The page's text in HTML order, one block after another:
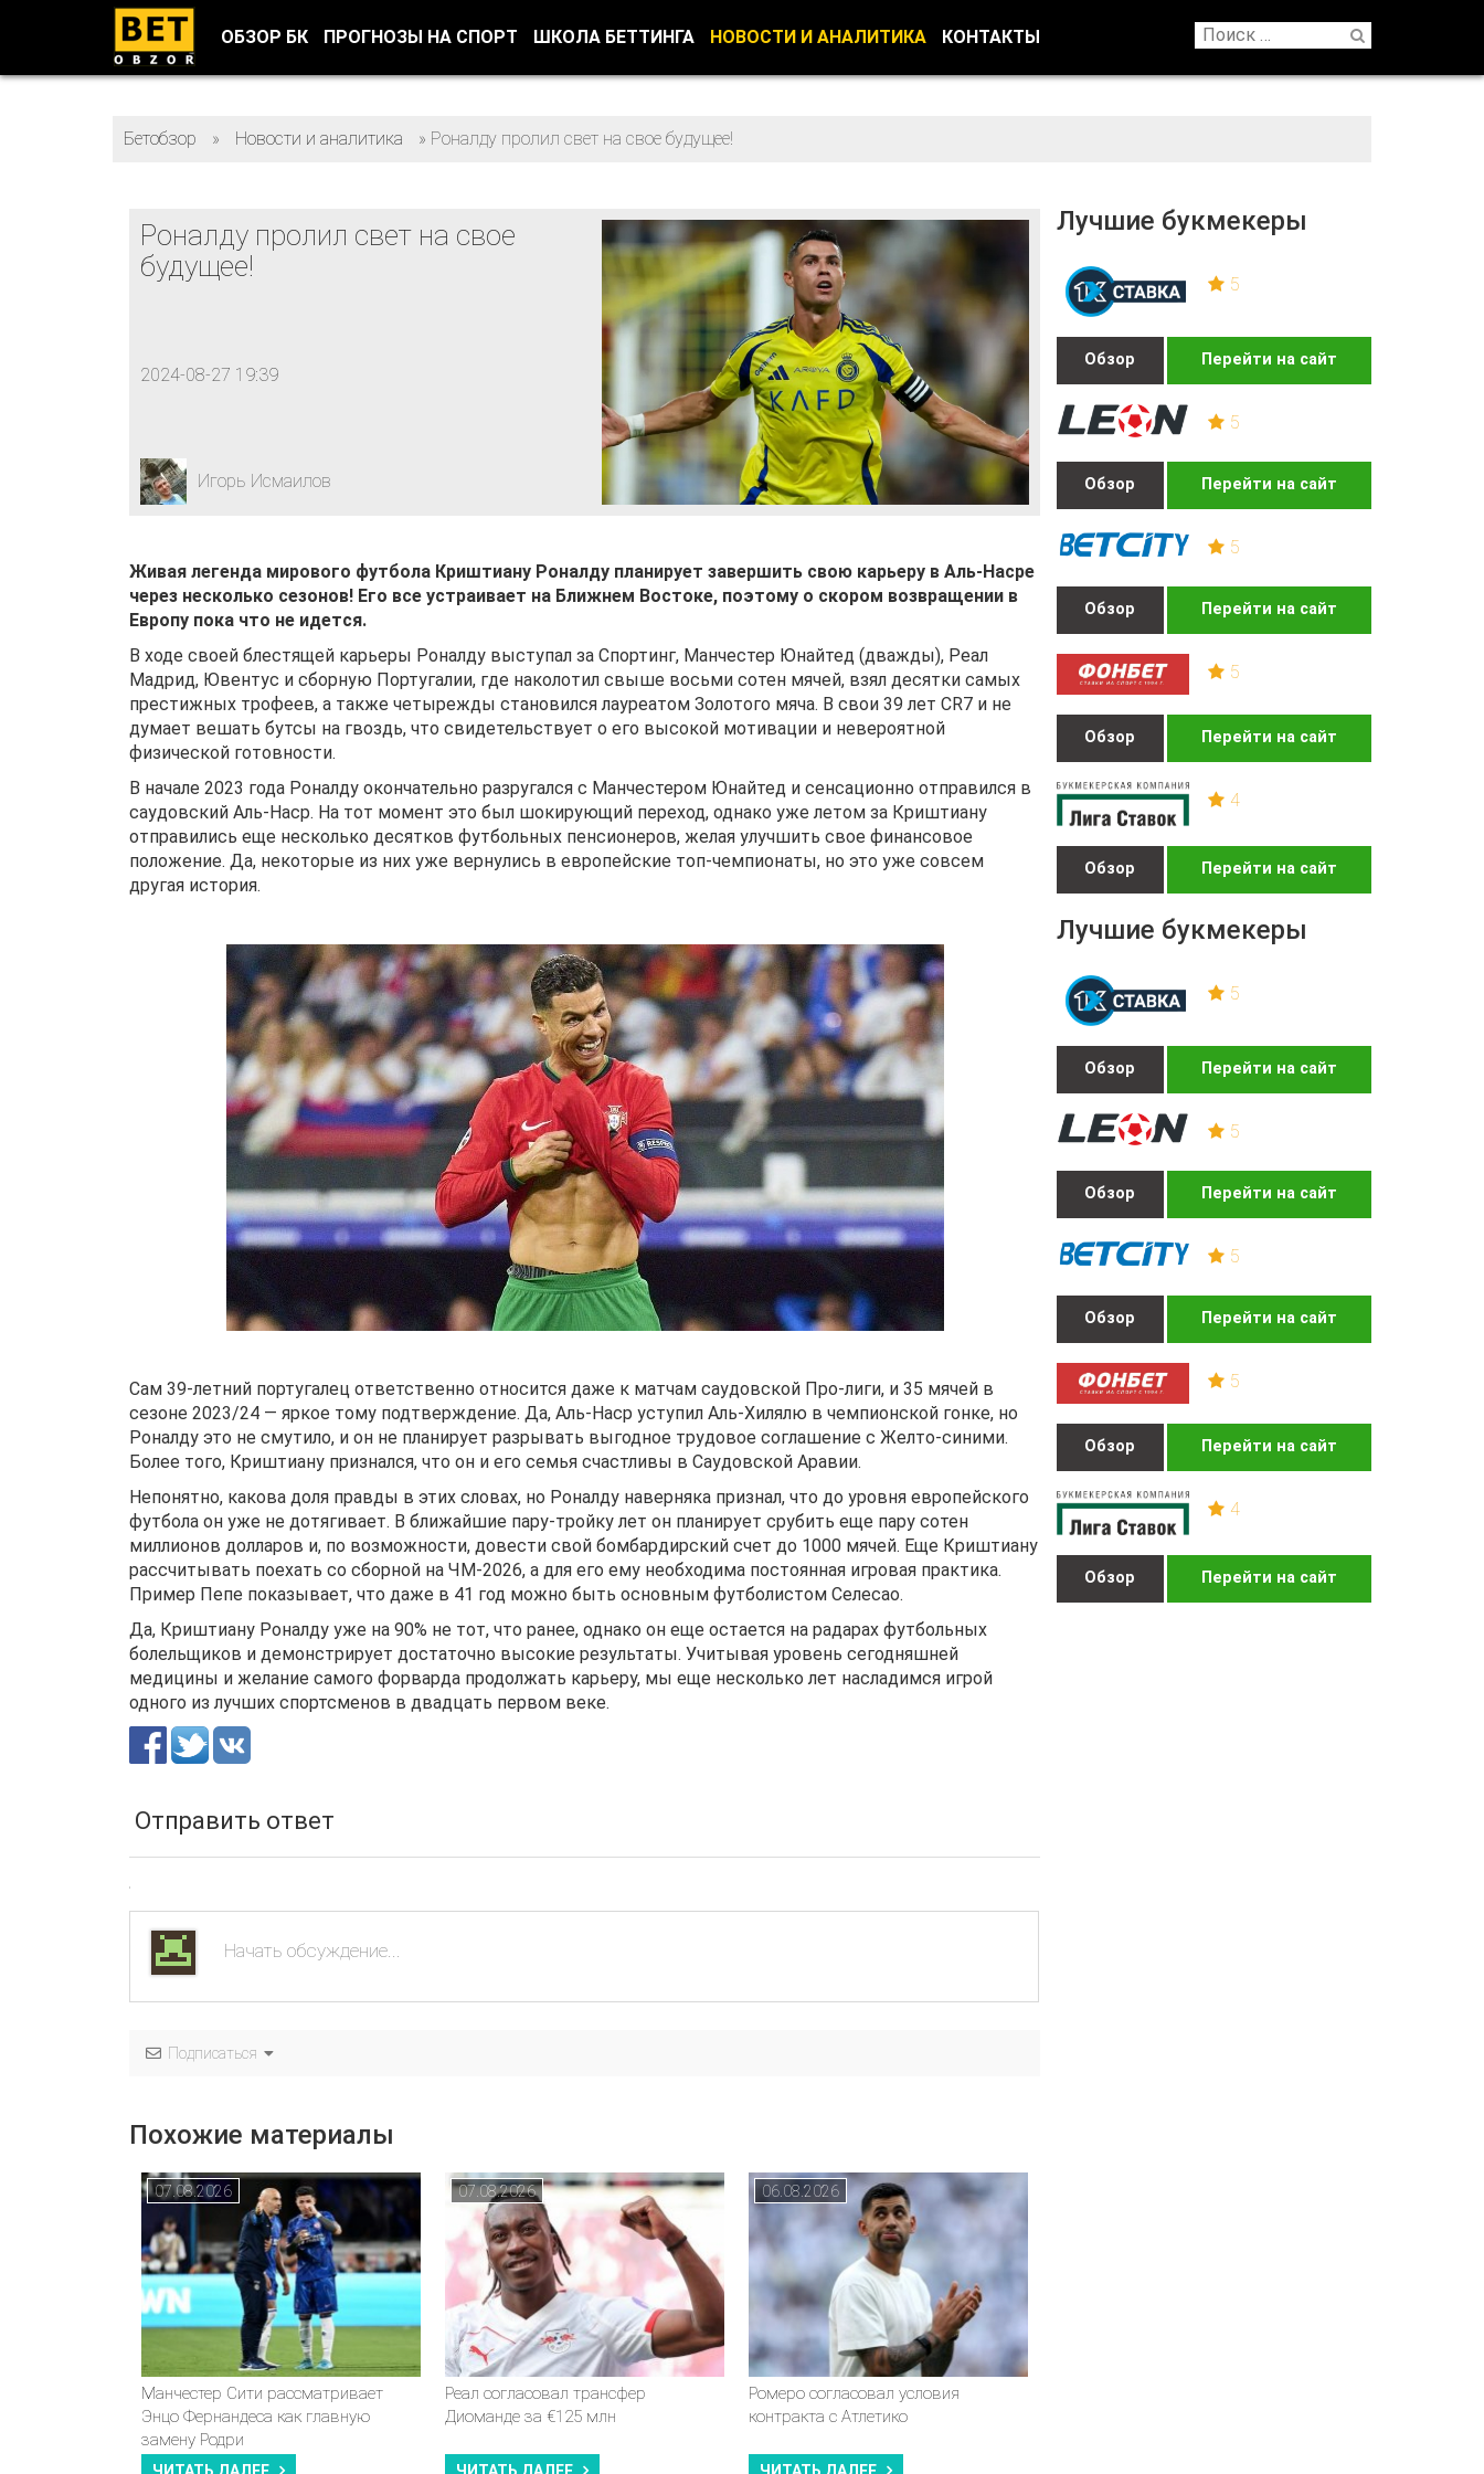
ОБЗОР БК ПРОГНОЗЫ НА СПОРТ ШКОЛА БЕТТИНГА НОВОСТИ И АНАЛИТИКА КОНТАКТЫ
Бетобзор » Новости и аналитика » Роналду пролил свет на свое будущее!
Лучшие букмекеры
5
Обзор Перейти на сайт
5
Обзор Перейти на сайт
5
Обзор Перейти на сайт
5
Обзор Перейти на сайт
4
Обзор Перейти на сайт
Лучшие букмекеры
5
Обзор Перейти на сайт
5
Обзор Перейти на сайт
5
Обзор Перейти на сайт
5
Обзор Перейти на сайт
4
Обзор Перейти на сайт
Роналду пролил свет на свое
будущее!
2024-08-27 19:39
Игорь Исмаилов
Живая легенда мирового футбола Криштиану Роналду планирует завершить свою карьеру в Аль-Насре
через несколько сезонов! Его все устраивает на Ближнем Востоке, поэтому о скором возвращении в
Европу пока что не идется.
В ходе своей блестящей карьеры Роналду выступал за Спортинг, Манчестер Юнайтед (дважды), Реал
Мадрид, Ювентус и сборную Португалии, где наколотил свыше восьми сотен мячей, взял десятки самых
престижных трофеев, а также четырежды становился лауреатом Золотого мяча. В свои 39 лет CR7 и не
думает вешать бутсы на гвоздь, что свидетельствует о его высокой мотивации и невероятной
физической готовности.
В начале 2023 года Роналду окончательно разругался с Манчестером Юнайтед и сенсационно отправился в
саудовский Аль-Наср. На тот момент это был шокирующий переход, однако уже летом за Криштиану
отправились еще несколько десятков футбольных пенсионеров, желая улучшить свое финансовое
положение. Да, некоторые из них уже вернулись в европейские топ-чемпионаты, но это уже совсем
другая история.
Сам 39-летний португалец ответственно относится даже к матчам саудовской Про-лиги, и 35 мячей в
сезоне 2023/24 — яркое тому подтверждение. Да, Аль-Наср уступил Аль-Хилялю в чемпионской гонке, но
Роналду это не смутило, и он не планирует разрывать выгодное трудовое соглашение с Желто-синими.
Более того, Криштиану признался, что он и его семья счастливы в Саудовской Аравии.
Непонятно, какова доля правды в этих словах, но Роналду наверняка признал, что до уровня европейского
футбола он уже не дотягивает. В ближайшие пару-тройку лет он планирует срубить еще пару сотен
миллионов долларов и, по возможности, довести свой бомбардирский счет до 1000 мячей. Еще Криштиану
рассчитывать поехать со сборной на ЧМ-2026, а для его ему необходима постоянная игровая практика.
Пример Пепе показывает, что даже в 41 год можно быть основным футболистом Селесао.
Да, Криштиану Роналду уже на 90% не тот, что ранее, однако он еще остается на радарах футбольных
болельщиков и демонстрирует достаточно высокие результаты. Учитывая уровень сегодняшней
медицины и желание самого форварда продолжать карьеру, мы еще несколько лет насладимся игрой
одного из лучших спортсменов в двадцать первом веке.
Отправить ответ
Подписаться
Похожие материалы
07.08.2026
Манчестер Сити рассматривает
Энцо Фернандеса как главную
замену Родри
07.08.2026
Реал согласовал трансфер
Диоманде за €125 млн
06.08.2026
Ромеро согласовал условия
контракта с Атлетико